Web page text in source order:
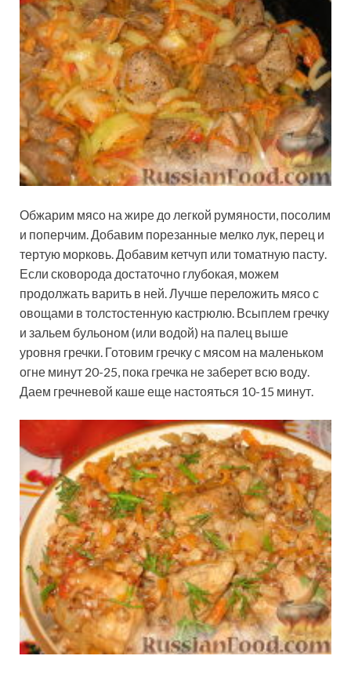
Обжарим мясо на жире до легкой румяности, посолим
и поперчим. Добавим порезанные мелко лук, перец и
тертую морковь. Добавим кетчуп или томатную пасту.
Если сковорода достаточно глубокая, можем
продолжать варить в ней. Лучше переложить мясо с
овощами в толстостенную кастрюлю. Всыплем гречку
и зальем бульоном (или водой) на палец выше
уровня гречки. Готовим гречку с мясом на маленьком
огне минут 20-25, пока гречка не заберет всю воду.
Даем гречневой каше еще настояться 10-15 минут.